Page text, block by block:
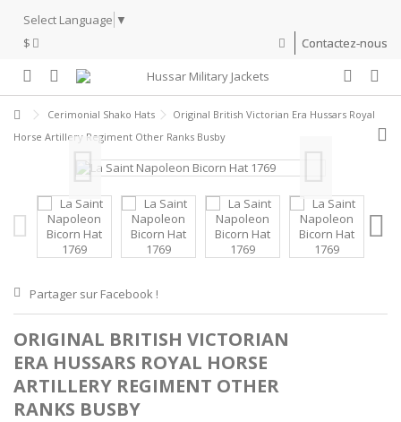
Select Language ▼
$
Contactez-nous
Cerimonial Shako Hats
Original British Victorian Era Hussars Royal
Horse Artillery Regiment Other Ranks Busby
Partager sur Facebook !
ORIGINAL BRITISH VICTORIAN
ERA HUSSARS ROYAL HORSE
ARTILLERY REGIMENT OTHER
RANKS BUSBY